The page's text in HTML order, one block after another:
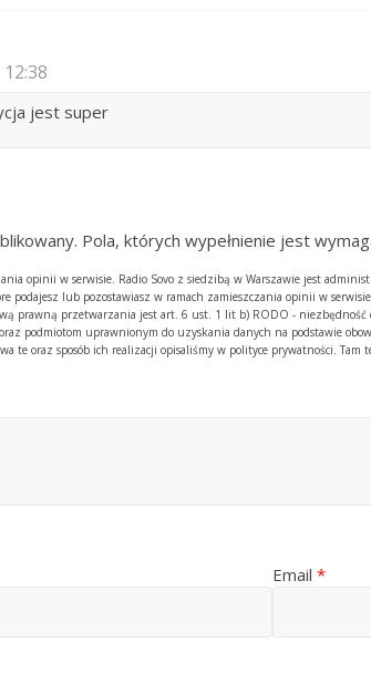
jest super
Pola, których wypełnienie jest
opinii w serwisie. Radio Sovo z siedzibą w Warszawie jest
podajesz lub pozostawiasz w ramach zamieszczania opinii w
prawną przetwarzania jest art. 6 ust. 1 lit b) RODO -
podmiotom uprawnionym do uzyskania danych na podstawie
te oraz sposób ich realizacji opisaliśmy w polityce prywatności.
Email *